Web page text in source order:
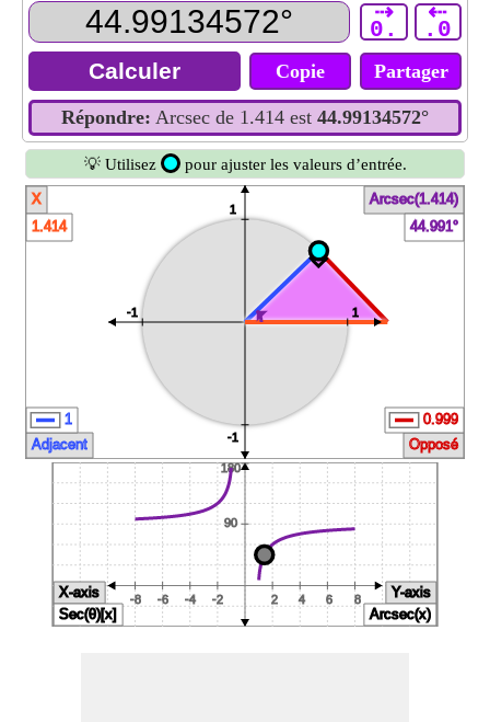
⇢
0.
⇠
.0
Copie Partager
Répondre: Arcsec de 1.414 est 44.99134572°
💡 Utilisez pour ajuster les valeurs d’entrée.